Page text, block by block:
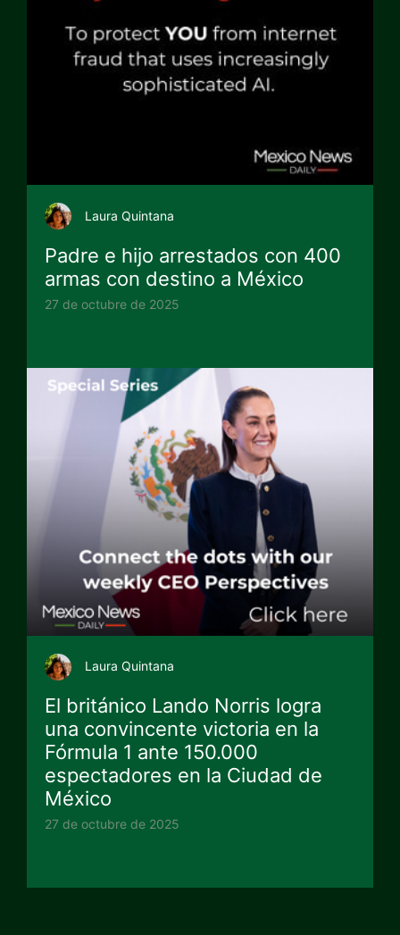
Laura Quintana
Padre e hijo arrestados con 400
armas con destino a México
27 de octubre de 2025
Laura Quintana
El británico Lando Norris logra
una convincente victoria en la
Fórmula 1 ante 150.000
espectadores en la Ciudad de
México
27 de octubre de 2025